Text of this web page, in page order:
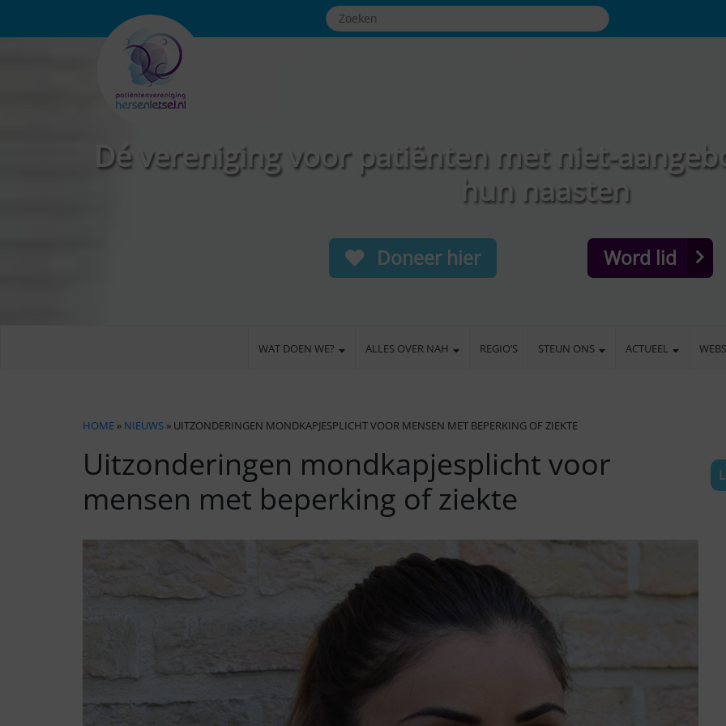
Dé vereniging voor patiënten met niet-
hun naasten
Doneer hier Word lid
WAT DOEN WE? ALLES OVER NAH REGIO’S STEUN ONS ACTUEEL
HOME » NIEUWS » UITZONDERINGEN MONDKAPJESPLICHT VOOR MENSEN MET BEPERKING OF ZIEKTE
Uitzonderingen mondkapjesplicht voor
mensen met beperking of ziekte